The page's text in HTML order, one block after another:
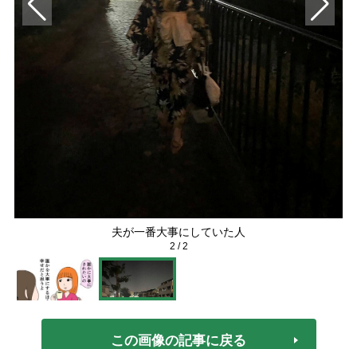
夫が一番大事にしていた人
2 /2
この画像の記事に戻る